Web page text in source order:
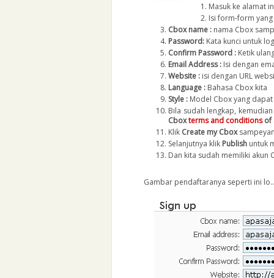
Masuk ke alamat
Isi form-form
Cbox name : nama Cbox
Password: Kata kunci untuk
Confirm Password : Ketik
Email Address : Isi dengan
Website : isi dengan URL
Language : Bahasa Cbox kita
Style : Model Cbox yang
Bila sudah lengkap,
Cboxterms and conditionsof
Klik Create my Cbox
Selanjutnya klik Publish untuk
Dan kita sudah memiliki akun
Gambar pendaftaranya seperti ini lo..